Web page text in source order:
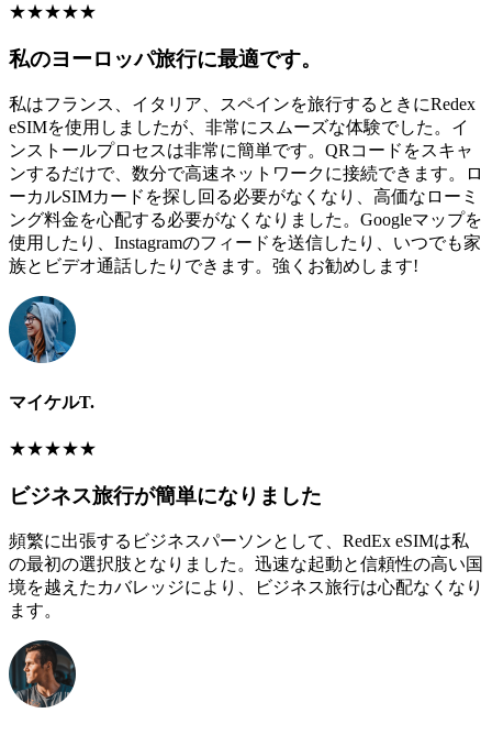
★★★★★
私のヨーロッパ旅行に最適です。
私はフランス、イタリア、スペインを旅行するときにRedex
eSIMを使用しましたが、非常にスムーズな体験でした。イ
ンストールプロセスは非常に簡単です。QRコードをスキャ
ンするだけで、数分で高速ネットワークに接続できます。ロ
ーカルSIMカードを探し回る必要がなくなり、高価なローミ
ング料金を心配する必要がなくなりました。Googleマップを
使用したり、Instagramのフィードを送信したり、いつでも家
族とビデオ通話したりできます。強くお勧めします!
マイケルT.
★★★★★
ビジネス旅行が簡単になりました
頻繁に出張するビジネスパーソンとして、RedEx eSIMは私
の最初の選択肢となりました。迅速な起動と信頼性の高い国
境を越えたカバレッジにより、ビジネス旅行は心配なくなり
ます。